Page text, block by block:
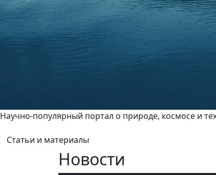
Научно-популярный портал о природе, космосе и
Статьи и материалы
Новости